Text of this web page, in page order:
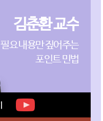
김춘환 교수
필요 내용만 짚어주는
포인트 민법